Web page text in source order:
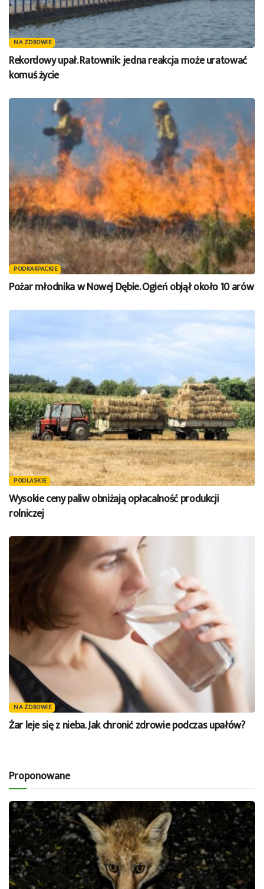
NA ZDROWIE
Rekordowy upał. Ratownik: jedna reakcja może uratować
komuś życie
PODKARPACKIE
Pożar młodnika w Nowej Dębie. Ogień objął około 10 arów
PODLASKIE
Wysokie ceny paliw obniżają opłacalność produkcji
rolniczej
NA ZDROWIE
Żar leje się z nieba. Jak chronić zdrowie podczas upałów?
Proponowane